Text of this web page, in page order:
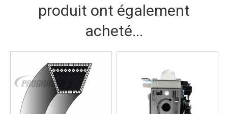
produit ont également
acheté...